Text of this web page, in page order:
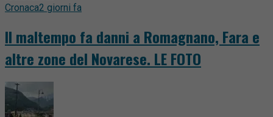
Cronaca2 giorni fa
Il maltempo fa danni a Romagnano, Fara e
altre zone del Novarese. LE FOTO